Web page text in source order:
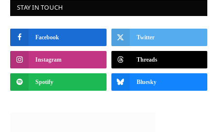
STAY IN TOUCH
Facebook Twitter
Instagram Threads
Spotify Bluesky